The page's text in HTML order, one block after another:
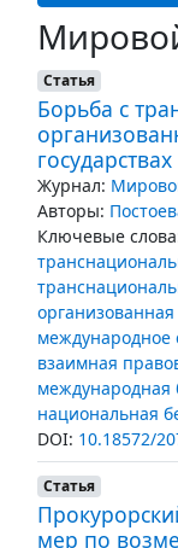
Статья
Борьба с
Журнал:
Авторы:
Ключевые
международное
взаимная
международная
национальная
DOI: 10.18572/
Статья
мер по